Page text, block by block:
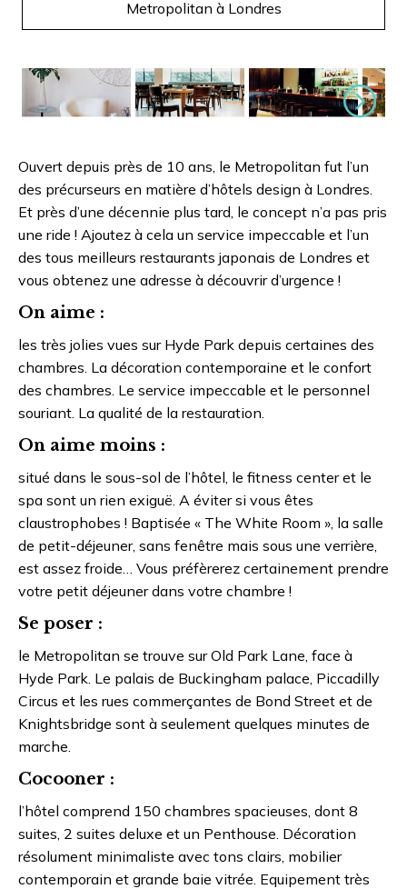
Metropolitan à Londres
Ouvert depuis près de 10 ans, le Metropolitan fut l’un
des précurseurs en matière d’hôtels design à Londres.
Et près d’une décennie plus tard, le concept n’a pas pris
une ride ! Ajoutez à cela un service impeccable et l’un
des tous meilleurs restaurants japonais de Londres et
vous obtenez une adresse à découvrir d’urgence !
On aime :
les très jolies vues sur Hyde Park depuis certaines des
chambres. La décoration contemporaine et le confort
des chambres. Le service impeccable et le personnel
souriant. La qualité de la restauration.
On aime moins :
situé dans le sous-sol de l’hôtel, le fitness center et le
spa sont un rien exiguë. A éviter si vous êtes
claustrophobes ! Baptisée « The White Room », la salle
de petit-déjeuner, sans fenêtre mais sous une verrière,
est assez froide… Vous préfèrerez certainement prendre
votre petit déjeuner dans votre chambre !
Se poser :
le Metropolitan se trouve sur Old Park Lane, face à
Hyde Park. Le palais de Buckingham palace, Piccadilly
Circus et les rues commerçantes de Bond Street et de
Knightsbridge sont à seulement quelques minutes de
marche.
Cocooner :
l’hôtel comprend 150 chambres spacieuses, dont 8
suites, 2 suites deluxe et un Penthouse. Décoration
résolument minimaliste avec tons clairs, mobilier
contemporain et grande baie vitrée. Equipement très